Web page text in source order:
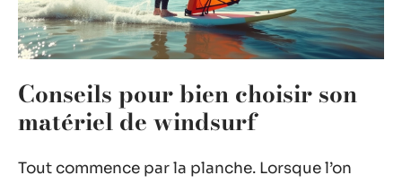
Conseils pour bien choisir son
matériel de windsurf
Tout commence par la planche. Lorsque l’on